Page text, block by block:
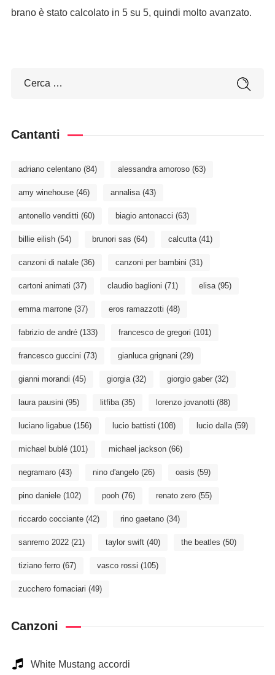
brano è stato calcolato in 5 su 5, quindi molto avanzato.
Cantanti
adriano celentano(84) alessandra amoroso(63)
amy winehouse(46) annalisa(43)
antonello venditti (60) biagio antonacci (63)
billie eilish(54) brunori sas (64) calcutta(41)
canzoni di natale(36) canzoni per bambini (31)
cartoni animati (37) claudio baglioni (71) elisa(95)
emma marrone(37) eros ramazzotti (48)
fabrizio de andré(133) francesco de gregori (101)
francesco guccini (73) gianluca grignani (29)
gianni morandi (45) giorgia(32) giorgio gaber(32)
laura pausini (95) litfiba(35) lorenzo jovanotti (88)
luciano ligabue(156) lucio battisti (108) lucio dalla(59)
michael bublé(101) michael jackson(66)
negramaro(43) nino d'angelo(26) oasis (59)
pino daniele(102) pooh(76) renato zero(55)
riccardo cocciante(42) rino gaetano(34)
sanremo 2022(21) taylor swift(40) the beatles (50)
tiziano ferro(67) vasco rossi (105)
zucchero fornaciari (49)
Canzoni
White Mustang accordi